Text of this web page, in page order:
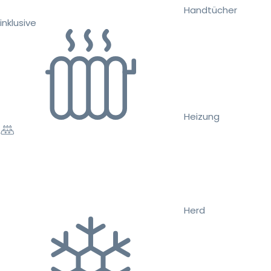
Handtücher
inklusive
Heizung
Herd